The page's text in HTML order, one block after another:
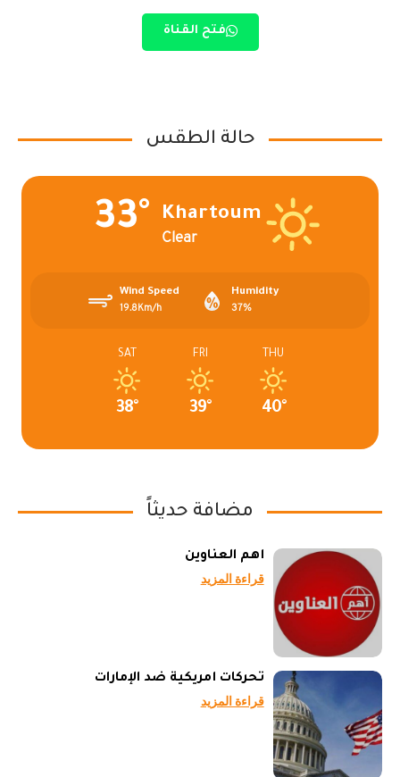
فتح القناة
حالة الطقس
Khartoum
Clear
33°
Humidity
37%
Wind Speed
19.8Km/h
THU
40°
FRI
39°
SAT
38°
مضافة حديثاً
أهم العناوين
قراءة المزيد
تحركات أمريكية ضد الإمارات
قراءة المزيد